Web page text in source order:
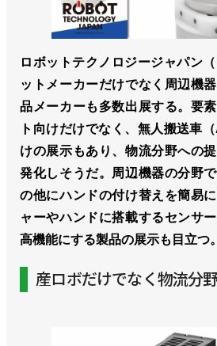
ロボットテクノロジージャパン
ットメーカーだけでなく周辺機
品メーカーも多数出展する。要
ト向けだけでなく、無人搬送車
けの展示もあり、物流分野への
発化しそうだ。周辺機器の分野
の他にハンドの付け替えを簡易
ャーやハンドに搭載するセンサ
高機能にする製品の展示も目立つ。
産ロボだけでなく物流分